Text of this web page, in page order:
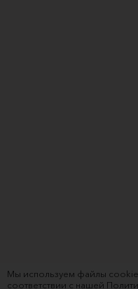
Мы используем файлы
соответствии с нашей